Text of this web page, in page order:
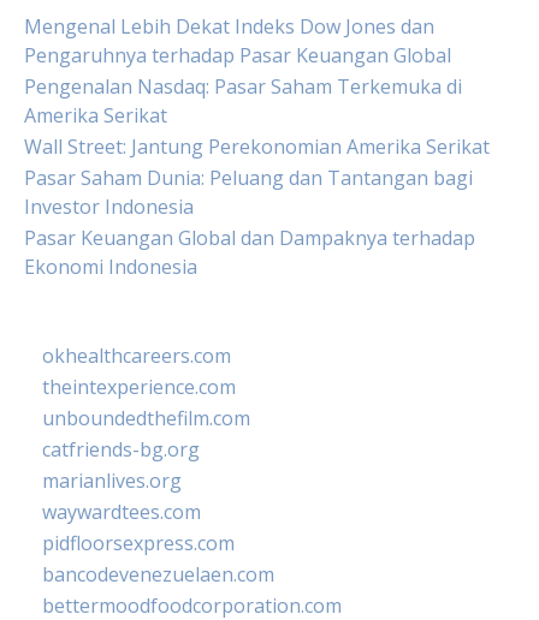
Mengenal Lebih Dekat Indeks Dow Jones dan
Pengaruhnya terhadap Pasar Keuangan Global
Pengenalan Nasdaq: Pasar Saham Terkemuka di
Amerika Serikat
Wall Street: Jantung Perekonomian Amerika Serikat
Pasar Saham Dunia: Peluang dan Tantangan bagi
Investor Indonesia
Pasar Keuangan Global dan Dampaknya terhadap
Ekonomi Indonesia
okhealthcareers.com
theintexperience.com
unboundedthefilm.com
catfriends-bg.org
marianlives.org
waywardtees.com
pidfloorsexpress.com
bancodevenezuelaen.com
bettermoodfoodcorporation.com